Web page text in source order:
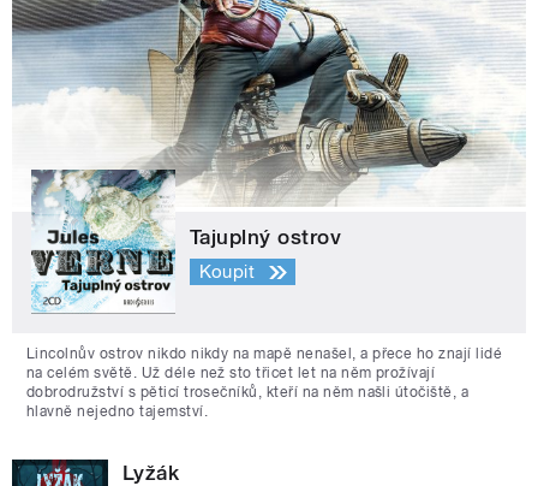
Tajuplný ostrov
Koupit
Lincolnův ostrov nikdo nikdy na mapě nenašel, a přece ho znají lidé
na celém světě. Už déle než sto třicet let na něm prožívají
dobrodružství s pěticí trosečníků, kteří na něm našli útočiště, a
hlavně nejedno tajemství.
Lyžák